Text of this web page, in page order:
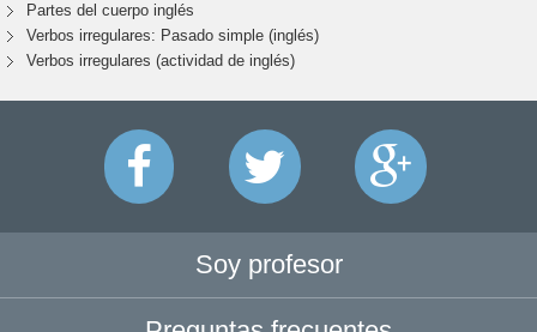
Partes del cuerpo inglés
Verbos irregulares: Pasado simple (inglés)
Verbos irregulares (actividad de inglés)
Soy profesor